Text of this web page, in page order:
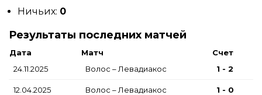
Ничьих: 0
Результаты последних матчей
Дата Матч
Счет
24.11.2025
Волос – Левадиакос 1 - 2
12.04.2025 Волос – Левадиакос 1 - 0